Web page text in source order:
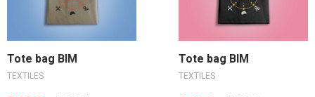
Ajouter au panier
Tote bag BIM
TEXTILES
Ajouter au panier
Tote bag BIM
TEXTILES